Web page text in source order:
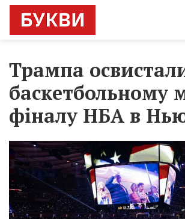
Трампа
баскетбольному
фіналу НБА в